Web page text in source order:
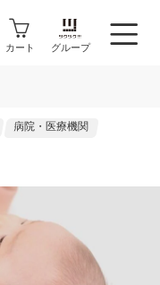
カート グループ
病院・医療機関